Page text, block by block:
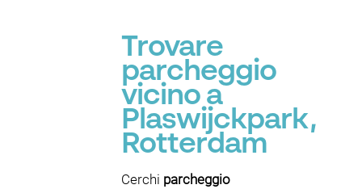
P
Trovare
parcheggio
vicino a
Plaswijckpark,
Rotterdam
Cerchi parcheggio